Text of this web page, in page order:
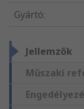
Gyártó:
Jellemzők
Műszaki